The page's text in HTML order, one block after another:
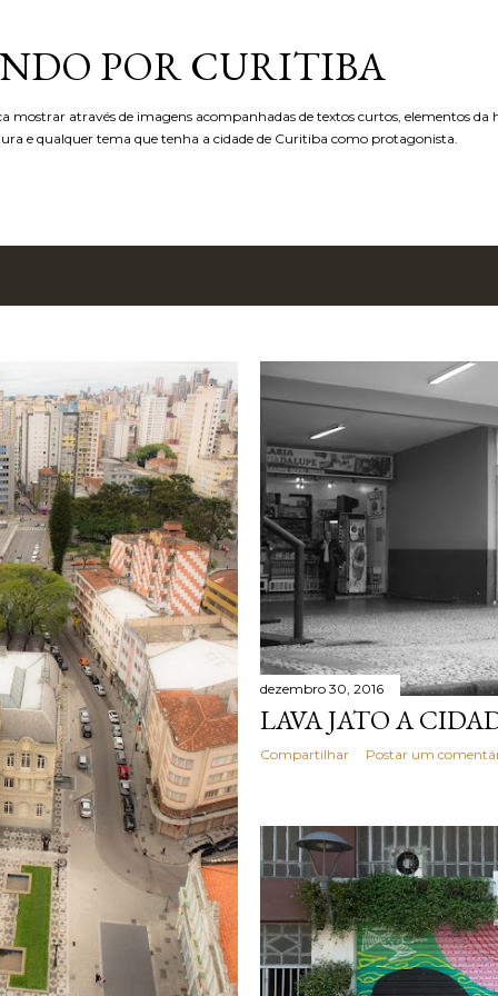
POR CURITIBA
mostrar através de imagens acompanhadas de textos curtos, elementos da
e qualquer tema que tenha a cidade de Curitiba como protagonista.
dezembro 30, 2016
LAVA JATO A
Compartilhar Postar um